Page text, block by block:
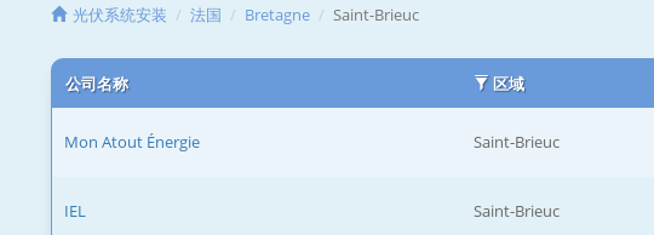
光伏系统安装 法国 Bretagne Saint-Brieuc
公司名称 区域
Mon Atout Énergie Saint-Brieuc
IEL Saint-Brieuc